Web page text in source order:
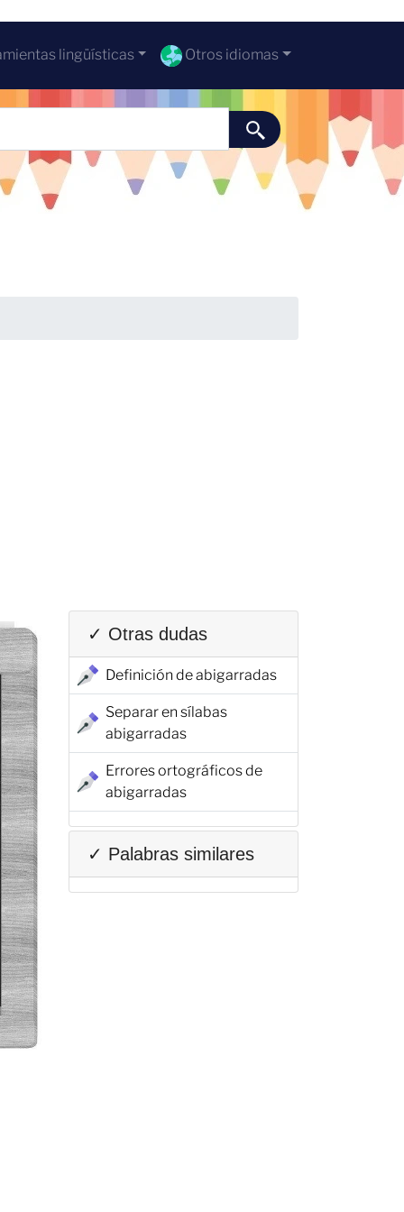
lingüísticas Otros idiomas
✓ Otras dudas
Definición de abigarradas
Separar en sílabas
abigarradas
Errores ortográficos de
abigarradas
✓ Palabras similares